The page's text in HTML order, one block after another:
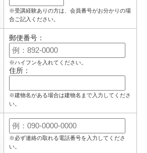
※受講経験ありの方は、会員番号がお分かりの場
合ご記入ください。
郵便番号：
※ハイフンを入れてください。
住所：
※建物名がある場合は建物名まで入力してくださ
い。
※必ず連絡の取れる電話番号を入力してくださ
い。